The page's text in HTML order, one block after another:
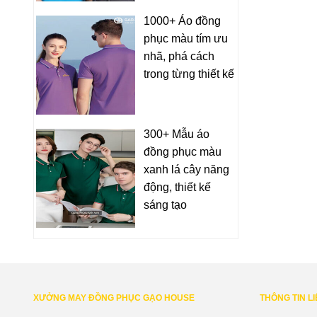
1000+ Áo đồng
phục màu tím ưu
nhã, phá cách
trong từng thiết kế
300+ Mẫu áo
đồng phục màu
xanh lá cây năng
động, thiết kế
sáng tạo
XƯỞNG MAY ĐỒNG PHỤC GẠO HOUSE THÔNG TIN